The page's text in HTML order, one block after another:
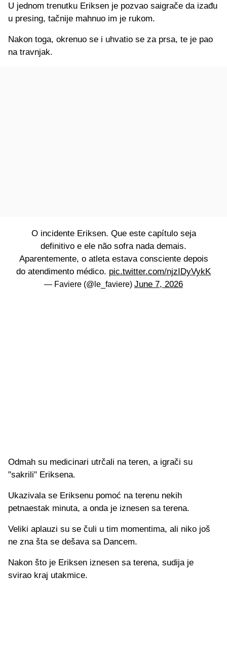
U jednom trenutku Eriksen je pozvao saigrače da izađu
u presing, tačnije mahnuo im je rukom.
Nakon toga, okrenuo se i uhvatio se za prsa, te je pao
na travnjak.
O incidente Eriksen. Que este capítulo seja
definitivo e ele não sofra nada demais.
Aparentemente, o atleta estava consciente depois
do atendimento médico. pic.twitter.com/njzIDyVykK
— Faviere (@le_faviere) June 7, 2026
Odmah su medicinari utrčali na teren, a igrači su
"sakrili" Eriksena.
Ukazivala se Eriksenu pomoć na terenu nekih
petnaestak minuta, a onda je iznesen sa terena.
Veliki aplauzi su se čuli u tim momentima, ali niko još
ne zna šta se dešava sa Dancem.
Nakon što je Eriksen iznesen sa terena, sudija je
svirao kraj utakmice.